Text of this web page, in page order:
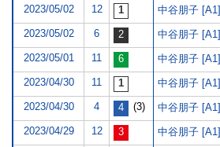
2023/05/02 12 中谷朋子 [A1]
2023/05/02 6 中谷朋子 [A1]
2023/05/01 11 中谷朋子 [A1]
2023/04/30 11 中谷朋子 [A1]
2023/04/30 4 (3) 中谷朋子 [A1]
2023/04/29 12 中谷朋子 [A1]